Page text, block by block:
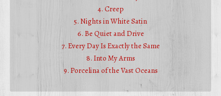
4. Creep
5. Nights in White Satin
6. Be Quiet and Drive
7. Every Day Is Exactly the Same
8. Into My Arms
9. Porcelina of the Vast Oceans